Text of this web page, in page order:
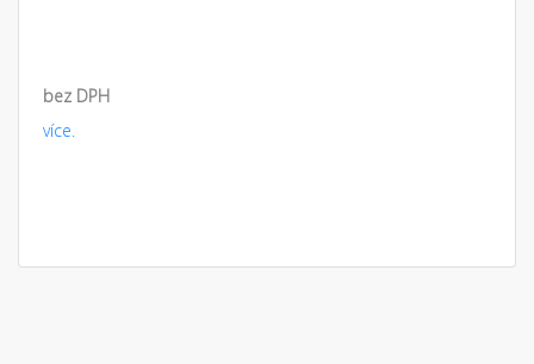
bez DPH
více.